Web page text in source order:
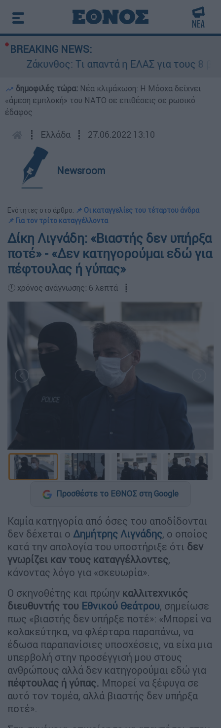
BREAKING NEWS:
Ζάκυνθος: Τι απαντά η ΕΛΑΣ για τους 8
δημοφιλές τώρα: Νέα κλιμάκωση: Η Μόσχα δείχνει
«άμεση εμπλοκή» του ΝΑΤΟ σε επιθέσεις σε ρωσικό
έδαφος
┋ Ελλάδα ┋ 27.06.2022 13:10
Newsroom
Ενότητες στο άρθρο: 📌 Οι καταγγελίες του τέταρτου άνδρα
📌 Για τον τρίτο καταγγέλλοντα
Δίκη Λιγνάδη: «Βιαστής δεν υπήρξα
ποτέ» - «Δεν κατηγορούμαι εδώ για
πέφτουλας ή γύπας»
🕛 χρόνος ανάγνωσης: 6 λεπτά ┋
Προσθέστε το ΕΘΝΟΣ στη Google
Καμία κατηγορία από όσες του αποδίδονται
δεν δέχεται ο Δημήτρης Λιγνάδης, ο οποίος
κατά την απολογία του υποστήριξε ότι δεν
γνωρίζει καν τους καταγγέλλοντες,
κάνοντας λόγο για «σκευωρία».
Ο σκηνοθέτης και πρώην καλλιτεχνικός
διευθυντής του Εθνικού Θεάτρου, σημείωσε
πως «βιαστής δεν υπήρξε ποτέ»: «Μπορεί να
κολακεύτηκα, να φλέρταρα παραπάνω, να
έδωσα παραπανίσιες υποσχέσεις, να είχα μια
υπερβολή στην προσέγγισή μου στους
ανθρώπους αλλά δεν κατηγορούμαι εδώ για
πέφτουλας ή γύπας. Μπορεί να ξέφυγα σε
αυτό τον τομέα, αλλά βιαστής δεν υπήρξα
ποτέ».